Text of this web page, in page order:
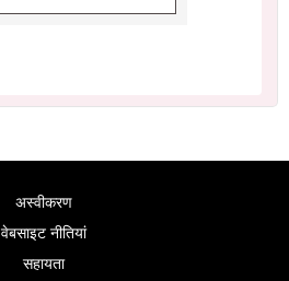
अस्वीकरण
वेबसाइट नीतियां
सहायता